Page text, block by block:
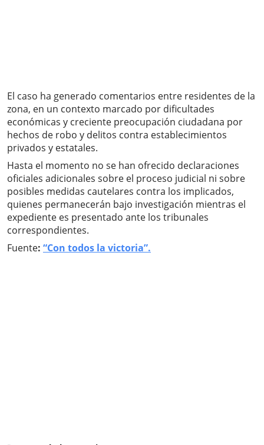
El caso ha generado comentarios entre residentes de la
zona, en un contexto marcado por dificultades
económicas y creciente preocupación ciudadana por
hechos de robo y delitos contra establecimientos
privados y estatales.
Hasta el momento no se han ofrecido declaraciones
oficiales adicionales sobre el proceso judicial ni sobre
posibles medidas cautelares contra los implicados,
quienes permanecerán bajo investigación mientras el
expediente es presentado ante los tribunales
correspondientes.
Fuente: “Con todos la victoria”.